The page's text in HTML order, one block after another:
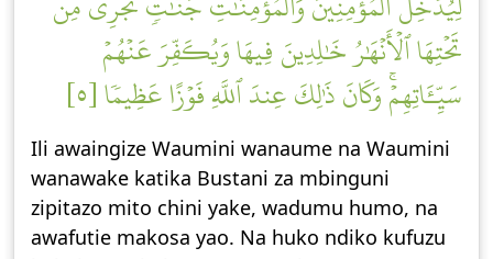
تَحۡتِهَا ٱلۡأَنۡهَٰرُ خَٰلِدِينَ فِيهَا وَيُكَفِّرَ عَنۡهُمۡ
سَيِّـَٔاتِهِمۡۚ وَكَانَ ذَٰلِكَ عِندَ ٱللَّهِ فَوۡزًا عَظِيمٗا [٥]
Ili awaingize Waumini wanaume na Waumini
wanawake katika Bustani za mbinguni
zipitazo mito chini yake, wadumu humo, na
awafutie makosa yao. Na huko ndiko kufuzu